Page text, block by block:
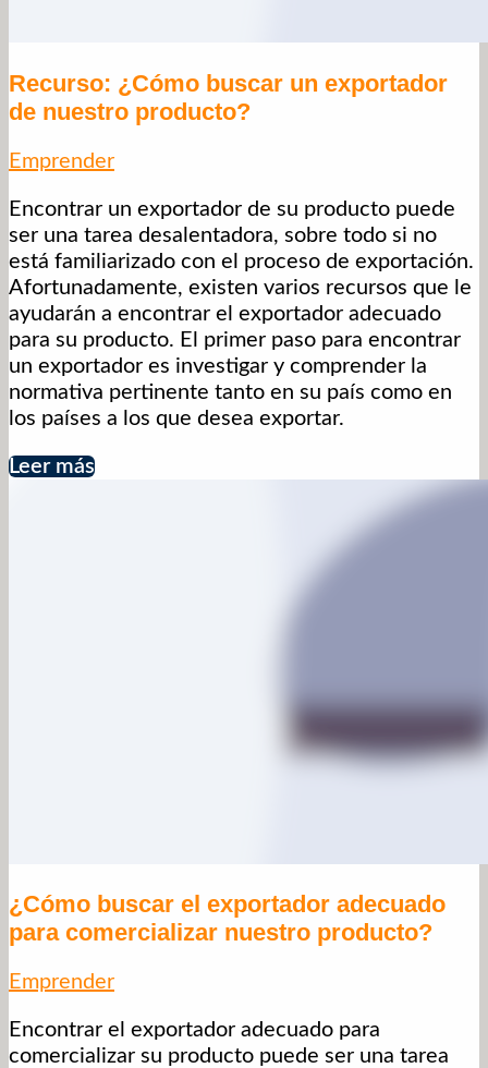
Recurso: ¿Cómo buscar un exportador
de nuestro producto?
Emprender
Encontrar un exportador de su producto puede
ser una tarea desalentadora, sobre todo si no
está familiarizado con el proceso de exportación.
Afortunadamente, existen varios recursos que le
ayudarán a encontrar el exportador adecuado
para su producto. El primer paso para encontrar
un exportador es investigar y comprender la
normativa pertinente tanto en su país como en
los países a los que desea exportar.
Leer más
¿Cómo buscar el exportador adecuado
para comercializar nuestro producto?
Emprender
Encontrar el exportador adecuado para
comercializar su producto puede ser una tarea